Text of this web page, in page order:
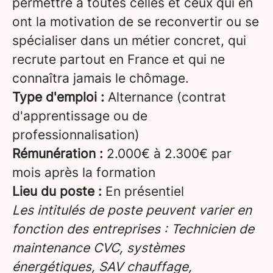
ont la motivation de se reconvertir ou se
spécialiser dans un métier concret, qui
recrute partout en France et qui ne
connaîtra jamais le chômage.
Type d'emploi : Alternance (contrat
d'apprentissage ou de
professionnalisation)
Rémunération : 2.000€ à 2.300€ par
mois après la formation
Lieu du poste : En présentiel
Les intitulés de poste peuvent varier en
fonction des entreprises : Technicien de
maintenance CVC, systèmes
énergétiques, SAV chauffage,